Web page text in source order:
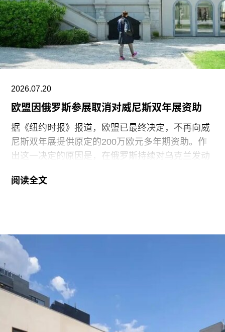
2021年获两项拉丁格莱美奖，并已成为古巴反对派
的象征。
据美联社报道，古巴当局提出以强制流放为条件换
取奥特罗·阿尔坎塔拉的自由。当他抵达迈阿密时，
迎接他。获释时，奥特罗·阿尔坎塔拉是古巴最受国
际关注的政治犯之一，该国正因美国实施的石油封
2026.07.20
欧盟因俄罗斯参展取消对威尼斯双年展资助
据《纽约时报》报道，欧盟已最终决定，不再向威
尼斯双年展提供原定的200万欧元多年期资助。作
出这一决定的原因是，在俄罗斯持续对乌克兰发动
双年展。
展形式重返国家馆后，欧盟即表示将撤回资助。4
月，欧盟正式确认取消拨款，但给予双年展30天时
间提出申诉。此次最终决定是在对申诉进行审查后
作出的。
欧盟委员会发言人托马斯·雷尼耶（Thomas
Regnier）在一份声明中表示：“由欧洲纳税人资金
支持的文化活动，应当捍卫民主价值，促进开放对
阅读全文